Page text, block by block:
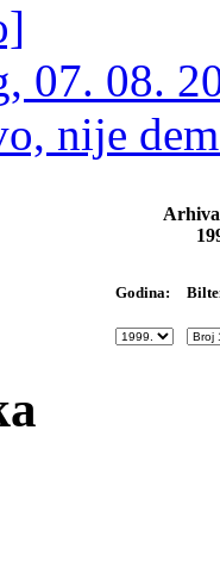
07. 08.
nije
Godina: